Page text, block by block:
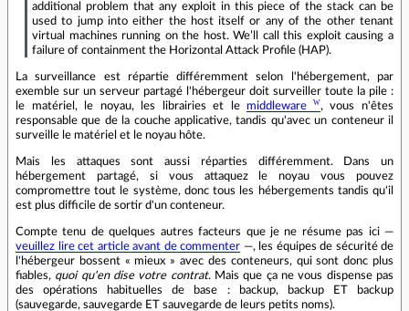
additional problem that any exploit in this piece of the stack can be
used to jump into either the host itself or any of the other tenant
virtual machines running on the host. We’ll call this exploit causing a
failure of containment the Horizontal Attack Profile (HAP).
La surveillance est répartie différemment selon l'hébergement, par
exemble sur un serveur partagé l'hébergeur doit surveiller toute la pile :
le matériel, le noyau, les librairies et le middleware
, vous n'êtes
responsable que de la couche applicative, tandis qu'avec un conteneur il
surveille le matériel et le noyau hôte.
Mais les attaques sont aussi réparties différemment. Dans un
hébergement partagé, si vous attaquez le noyau vous pouvez
compromettre tout le système, donc tous les hébergements tandis qu'il
est plus difficile de sortir d'un conteneur.
Compte tenu de quelques autres facteurs que je ne résume pas ici —
veuillez lire cet article avant de commenter —, les équipes de sécurité de
l'hébergeur bossent « mieux » avec des conteneurs, qui sont donc plus
fiables, quoi qu'en dise votre contrat. Mais que ça ne vous dispense pas
des opérations habituelles de base : backup, backup ET backup
(sauvegarde, sauvegarde ET sauvegarde de leurs petits noms).